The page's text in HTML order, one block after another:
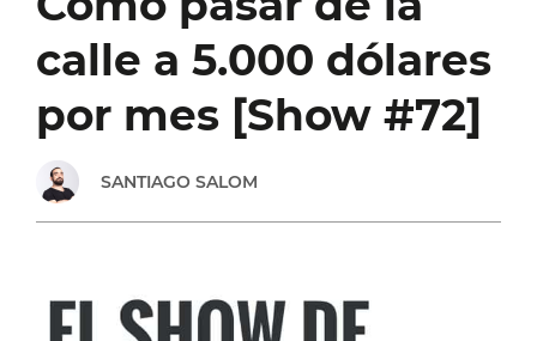
SCHIOPETTO,
[SHOW
calle a 5.000 dólares
por mes [Show #72]
SANTIAGO SALOM